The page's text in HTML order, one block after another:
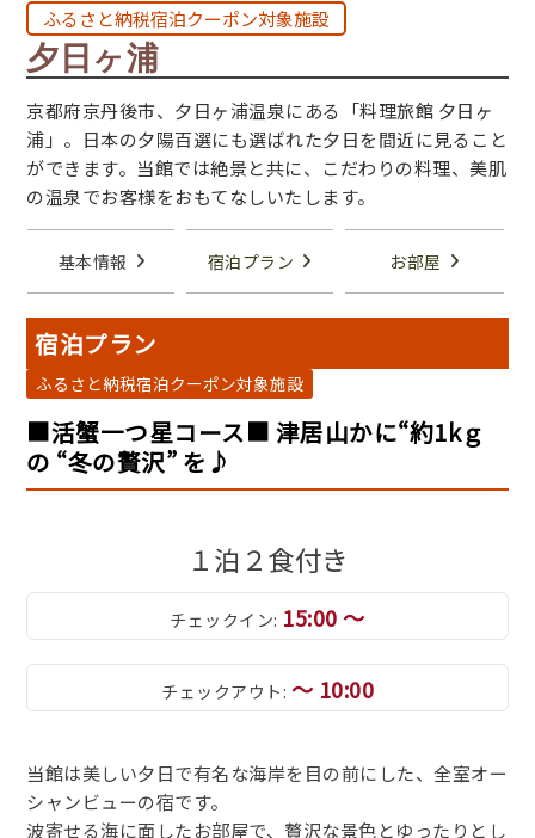
ふるさと納税宿泊クーポン対象施設
夕日ヶ浦
京都府京丹後市、夕日ヶ浦温泉にある「料理旅館 夕日ヶ
浦」。日本の夕陽百選にも選ばれた夕日を間近に見ること
ができます。当館では絶景と共に、こだわりの料理、美肌
の温泉でお客様をおもてなしいたします。
基本情報 宿泊プラン お部屋
宿泊プラン
ふるさと納税宿泊クーポン対象施設
■活蟹一つ星コース■ 津居山かに“約1kｇ
の “冬の贅沢” を♪
１泊２食付き
チェックイン: 15:00 ～
チェックアウト: ～ 10:00
当館は美しい夕日で有名な海岸を目の前にした、全室オー
シャンビューの宿です。
波寄せる海に面したお部屋で、贅沢な景色とゆったりとし